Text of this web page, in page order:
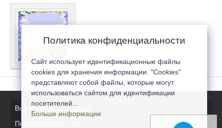
Все последние новости
Полная версия сайта
Политика конфиденциальности
Сайт использует идентификационные файлы
cookies для хранения информации. "Cookies"
представляют собой файлы, которые могут
использоваться сайтом для идентификации
посетителей...
Больше информации